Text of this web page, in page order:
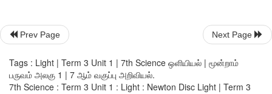
Prev Page Next Page
Tags : Light | Term 3 Unit 1 | 7th Science ஒளியியல் | மூன்றாம்
பருவம் அலகு 1 | 7 ஆம் வகுப்பு அறிவியல்.
7th Science : Term 3 Unit 1 : Light : Newton Disc Light | Term 3